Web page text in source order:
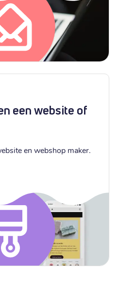
een website of
en webshop maker.